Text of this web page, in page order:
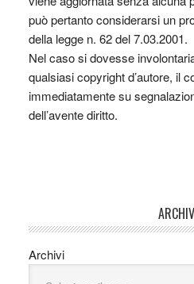
può pertanto considerarsi un
della legge n. 62 del 7.03.2001.
Nel caso si dovesse
qualsiasi copyright d’autore, il
immediatamente su
dell’avente diritto.
Archivi